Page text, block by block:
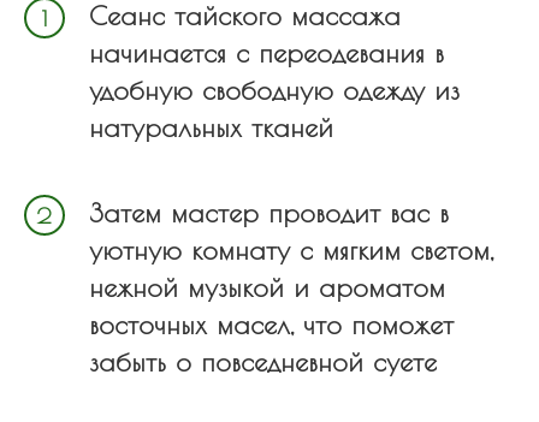
Сеанс тайского массажа
начинается с переодевания в
удобную свободную одежду из
натуральных тканей
Затем мастер проводит вас в
уютную комнату c мягким светом,
нежной музыкой и ароматом
восточных масел, что поможет
забыть о повседневной суете